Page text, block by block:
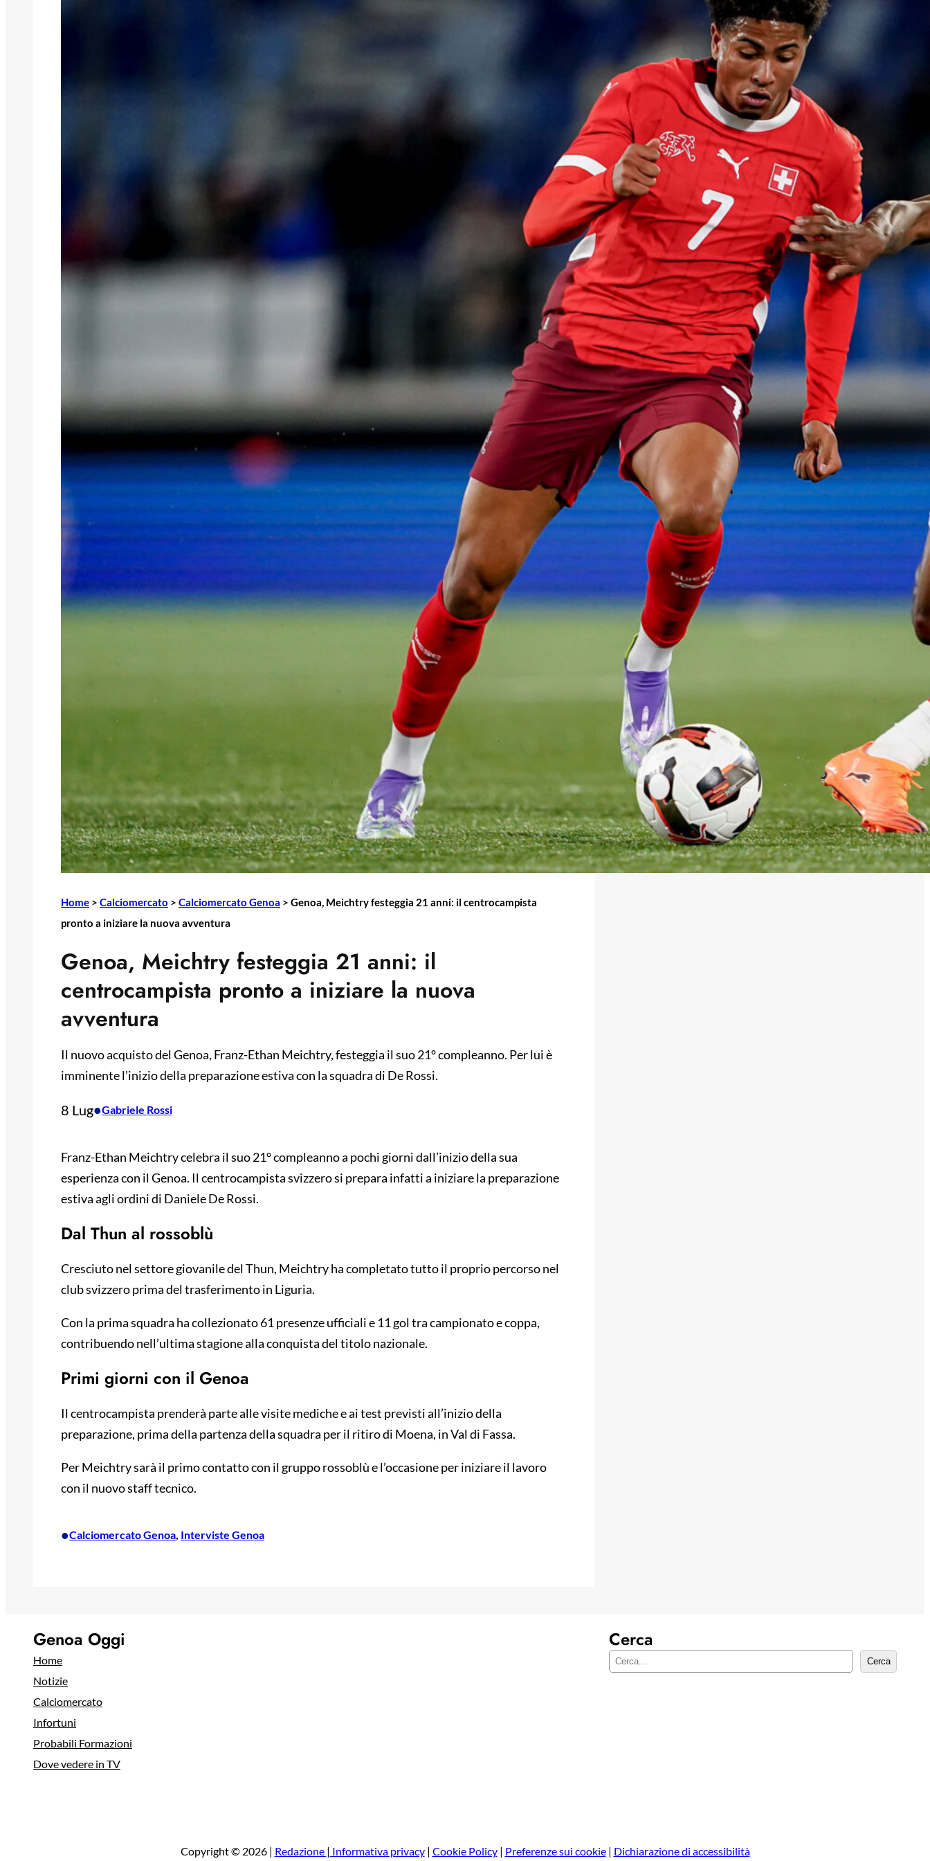
Home > Calciomercato > Calciomercato Genoa > Genoa, Meichtry festeggia 21 anni: il centrocampista
pronto a iniziare la nuova avventura
Genoa, Meichtry festeggia 21 anni: il
centrocampista pronto a iniziare la nuova
avventura
Il nuovo acquisto del Genoa, Franz-Ethan Meichtry, festeggia il suo 21° compleanno. Per lui è
imminente l’inizio della preparazione estiva con la squadra di De Rossi.
8 Lug•Gabriele Rossi
Franz-Ethan Meichtry celebra il suo 21° compleanno a pochi giorni dall’inizio della sua
esperienza con il Genoa. Il centrocampista svizzero si prepara infatti a iniziare la preparazione
estiva agli ordini di Daniele De Rossi.
Dal Thun al rossoblù
Cresciuto nel settore giovanile del Thun, Meichtry ha completato tutto il proprio percorso nel
club svizzero prima del trasferimento in Liguria.
Con la prima squadra ha collezionato 61 presenze ufficiali e 11 gol tra campionato e coppa,
contribuendo nell’ultima stagione alla conquista del titolo nazionale.
Primi giorni con il Genoa
Il centrocampista prenderà parte alle visite mediche e ai test previsti all’inizio della
preparazione, prima della partenza della squadra per il ritiro di Moena, in Val di Fassa.
Per Meichtry sarà il primo contatto con il gruppo rossoblù e l’occasione per iniziare il lavoro
con il nuovo staff tecnico.
•Calciomercato Genoa, Interviste Genoa
Il Genoa rifiuta un milione dal
Borussia Dortmund per il talento
Scaglione
7 Agosto 2026
Genoa, l’ex van ’t Schip riparte dalla
Nazionale: è il nuovo ct del
Kazakistan
7 Agosto 2026
Genoa Oggi
Home
Notizie
Calciomercato
Infortuni
Probabili Formazioni
Dove vedere in TV
Cerca
C
Cerca
Copyright © 2026 | Redazione | Informativa privacy| Cookie Policy| Preferenze sui cookie| Dichiarazione di accessibilità